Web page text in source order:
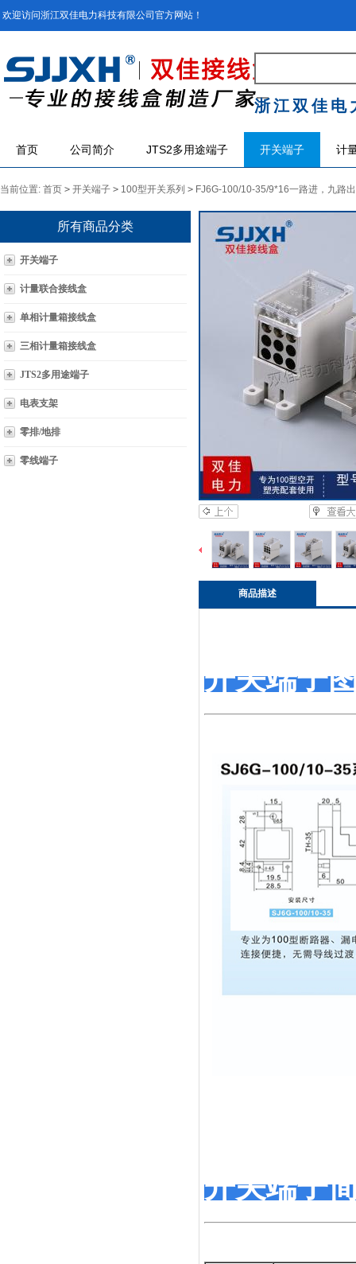
欢迎访问浙江双佳电力科技有限公司官方网站！
浙江双佳电
首页 公司简介 JTS2多用途端子 开关端子 计
当前位置: 首页 > 开关端子 > 100型开关系列 > FJ6G-100/10-35/9*16一路进，九路
所有商品分类
开关端子
计量联合接线盒
单相计量箱接线盒
三相计量箱接线盒
JTS2多用途端子
电表支架
零排/地排
零线端子
商品描述
开关端子
开关端子